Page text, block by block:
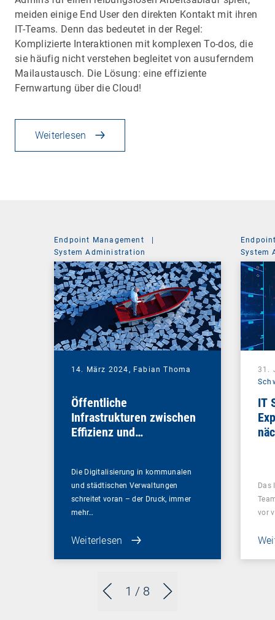
meiden einige End User den direkten Kontakt mit ihren
IT-Teams. Denn das bedeutet in der Regel:
Komplizierte Interaktionen mit komplexen To-dos, die
sie häufig nicht verstehen begleitet von ausuferndem
Mailaustausch. Die Lösung: eine effiziente
Fernwartung über die Cloud!
Weiterlesen
1 / 8
Endpoint Management
|
System Administration
14. März 2024, Fabian Thoma
Öffentliche
Infrastrukturen zwischen
Effizienz und
Die Digitalisierung in kommunalen
und städtischen Verwaltungen
schreitet voran – der Druck, immer
mehr…
Weiterlesen
System
31.
IT
Das
vor